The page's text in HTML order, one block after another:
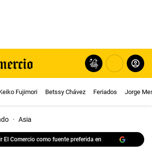
Fujimori Betssy Chávez Feriados Jorge
· Asia
El Comercio como fuente preferida en